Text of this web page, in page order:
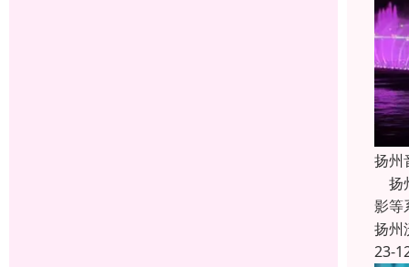
扬州
扬
影等
扬州
23-